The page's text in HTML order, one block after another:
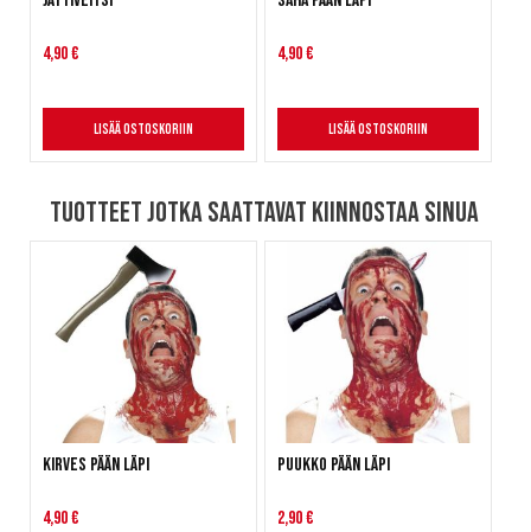
4,90 €
Lisää ostoskoriin
4,90 €
Lisää ostoskoriin
Tuotteet jotka saattavat kiinnostaa sinua
Kirves pään läpi
4,90 €
Puukko pään läpi
2,90 €